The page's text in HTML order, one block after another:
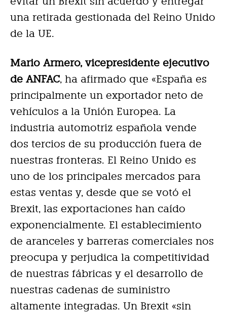
una retirada gestionada del Reino Unido
de la UE.
Mario Armero, vicepresidente ejecutivo
de ANFAC, ha afirmado que «España es
principalmente un exportador neto de
vehículos a la Unión Europea. La
industria automotriz española vende
dos tercios de su producción fuera de
nuestras fronteras. El Reino Unido es
uno de los principales mercados para
estas ventas y, desde que se votó el
Brexit, las exportaciones han caído
exponencialmente. El establecimiento
de aranceles y barreras comerciales nos
preocupa y perjudica la competitividad
de nuestras fábricas y el desarrollo de
nuestras cadenas de suministro
altamente integradas. Un Brexit «sin